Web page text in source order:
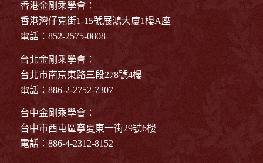
香港金剛乘學會：
香港灣仔克街1-15號展鴻大廈1樓A座
電話：852-2575-0808
台北金剛乘學會：
台北市南京東路三段278號4樓
電話：886-2-2752-7307
台中金剛乘學會：
台中市西屯區寧夏東一街29號6樓
電話：886-4-2312-8152